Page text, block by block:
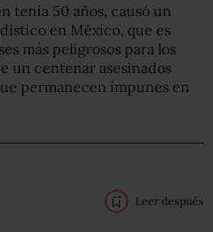
tenía 50 años, causó un
en México, que es
más peligrosos para los
un centenar asesinados
permanecen impunes en
Leer después